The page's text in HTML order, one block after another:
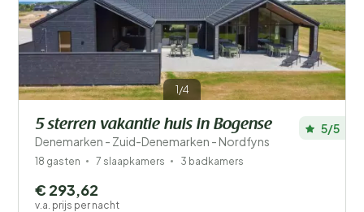
1/4
5 sterren vakantie huis in Bogense
Denemarken - Zuid-Denemarken - Nordfyns
5/5
18 gasten 7 slaapkamers 3 badkamers
€ 293,62
v.a. prijs per nacht